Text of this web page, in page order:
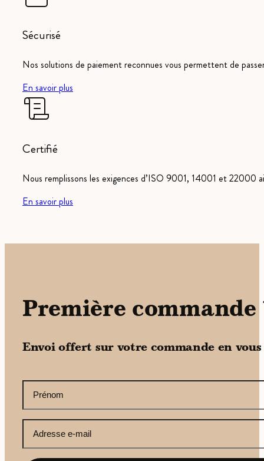
Sécurisé
Nos solutions de paiement reconnues vous permettent de
En savoir plus
Certifié
Nous remplissons les exigences d’ISO 9001, 14001 et 22000
En savoir plus
Première commande
Envoi offert sur votre commande en
CAPTCHA
prénom
adresse
e-